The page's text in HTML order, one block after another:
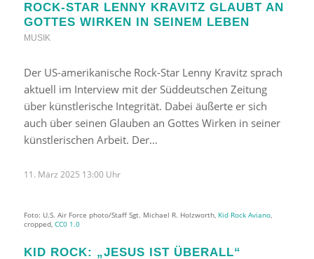
ROCK-STAR LENNY KRAVITZ GLAUBT AN
GOTTES WIRKEN IN SEINEM LEBEN
MUSIK
Der US-amerikanische Rock-Star Lenny Kravitz sprach
aktuell im Interview mit der Süddeutschen Zeitung
über künstlerische Integrität. Dabei äußerte er sich
auch über seinen Glauben an Gottes Wirken in seiner
künstlerischen Arbeit. Der…
11. März 2025 13:00 Uhr
Foto: U.S. Air Force photo/Staff Sgt. Michael R. Holzworth, Kid Rock Aviano,
cropped, CC0 1.0
KID ROCK: „JESUS IST ÜBERALL“